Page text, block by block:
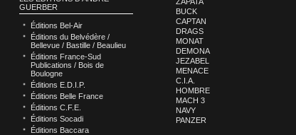
GUERBER
Éditions Bel-Air
Éditions du Belvédère /
Bellevue / Bastille / Beaulieu
Éditions France-Sud
Publications / Bois de
Boulogne
Éditions E.D.I.P.
Éditions Belle France
Éditions C.F.E.
Éditions Socadi
Éditions Baccara
BUCK
CAPTAN
DRAGS
MONAT
DEMONA
JEZABEL
MENACE
C.I.A.
HOMBRE
MACH 3
NAVY
PANZER